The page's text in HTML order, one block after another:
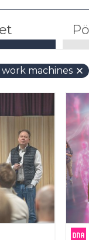
machines